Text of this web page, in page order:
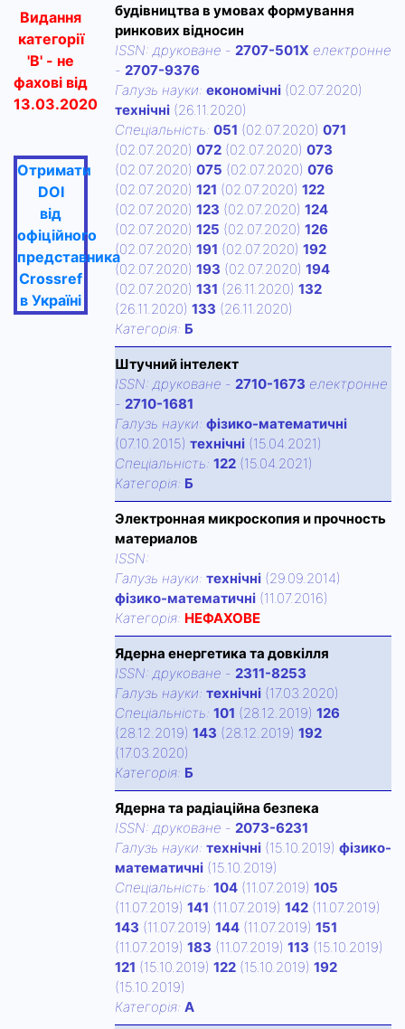
Видання
категорії
'В' - не
фахові від
13.03.2020
Отримати
DOI
від
офіційного
представника
Crossref
в Україні
будівництва в умовах формування
ринкових відносин
ISSN: друковане - 2707-501X електронне
- 2707-9376
Галузь науки: економічні (02.07.2020)
технічні (26.11.2020)
Спецiальнiсть: 051 (02.07.2020) 071
(02.07.2020) 072 (02.07.2020) 073
(02.07.2020) 075 (02.07.2020) 076
(02.07.2020) 121 (02.07.2020) 122
(02.07.2020) 123 (02.07.2020) 124
(02.07.2020) 125 (02.07.2020) 126
(02.07.2020) 191 (02.07.2020) 192
(02.07.2020) 193 (02.07.2020) 194
(02.07.2020) 131 (26.11.2020) 132
(26.11.2020) 133 (26.11.2020)
Категорiя: Б
Штучний інтелект
ISSN: друковане - 2710-1673 електронне
- 2710-1681
Галузь науки: фізико-математичні
(07.10.2015) технічні (15.04.2021)
Спецiальнiсть: 122 (15.04.2021)
Категорiя: Б
Электронная микроскопия и прочность
материалов
ISSN:
Галузь науки: технічні (29.09.2014)
фізико-математичні (11.07.2016)
Категорiя: НЕФАХОВЕ
Ядерна енергетика та довкілля
ISSN: друковане - 2311-8253
Галузь науки: технічні (17.03.2020)
Спецiальнiсть: 101 (28.12.2019) 126
(28.12.2019) 143 (28.12.2019) 192
(17.03.2020)
Категорiя: Б
Ядерна та радіаційна безпека
ISSN: друковане - 2073-6231
Галузь науки: технічні (15.10.2019) фізико-
математичні (15.10.2019)
Спецiальнiсть: 104 (11.07.2019) 105
(11.07.2019) 141 (11.07.2019) 142 (11.07.2019)
143 (11.07.2019) 144 (11.07.2019) 151
(11.07.2019) 183 (11.07.2019) 113 (15.10.2019)
121 (15.10.2019) 122 (15.10.2019) 192
(15.10.2019)
Категорiя: А